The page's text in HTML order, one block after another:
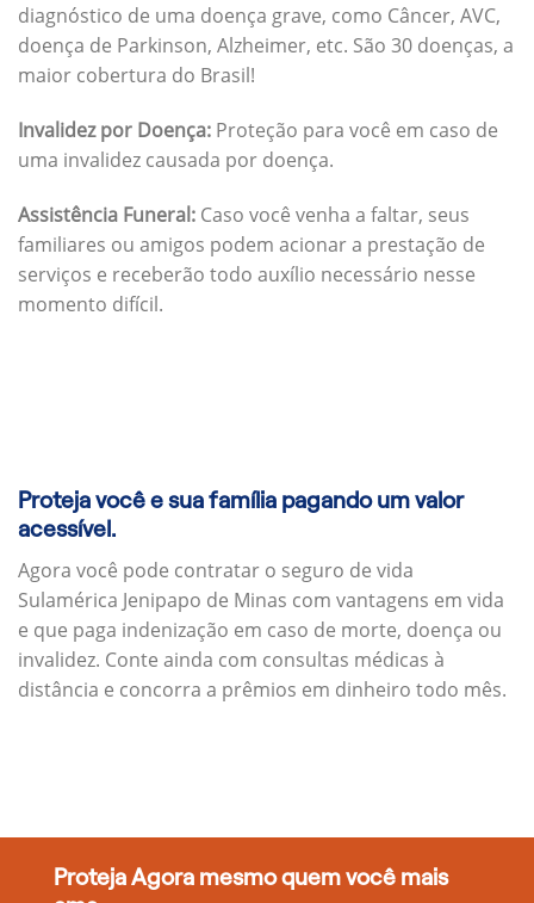
diagnóstico de uma doença grave, como Câncer, AVC,
doença de Parkinson, Alzheimer, etc. São 30 doenças, a
maior cobertura do Brasil!
Invalidez por Doença: Proteção para você em caso de
uma invalidez causada por doença.
Assistência Funeral: Caso você venha a faltar, seus
familiares ou amigos podem acionar a prestação de
serviços e receberão todo auxílio necessário nesse
momento difícil.
Proteja você e sua família pagando um valor
acessível.
Agora você pode contratar o seguro de vida
Sulamérica Jenipapo de Minas com vantagens em vida
e que paga indenização em caso de morte, doença ou
invalidez. Conte ainda com consultas médicas à
distância e concorra a prêmios em dinheiro todo mês.
Proteja Agora mesmo quem você mais